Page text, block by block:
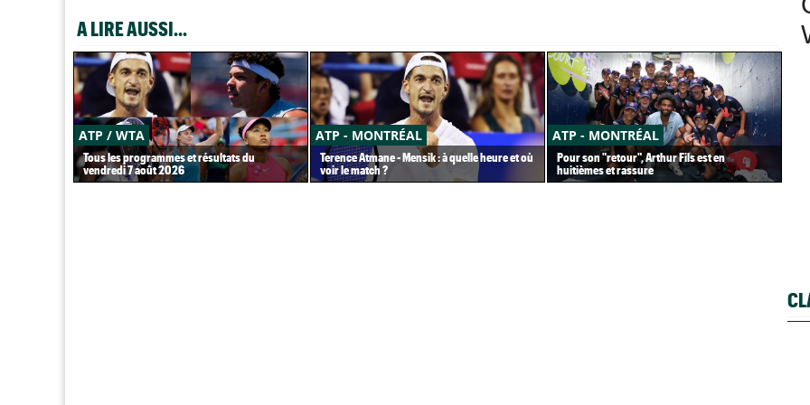
A LIRE AUSSI...
ATP / WTA
Tous les programmes et résultats du
vendredi 7 août 2026
ATP - MONTRÉAL
Terence Atmane - Mensik : à quelle heure et où
voir le match ?
ATP - MONTRÉAL
Pour son "retour", Arthur Fils est en
huitièmes et rassure